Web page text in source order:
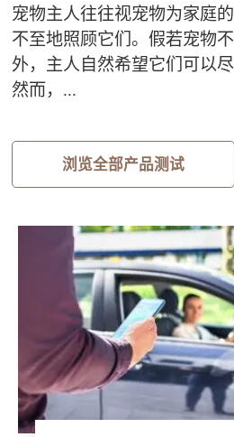
宠物主人往往视宠物为家庭
不至地照顾它们。假若宠物
外，主人自然希望它们可以
然而，...
浏览全部产品测试